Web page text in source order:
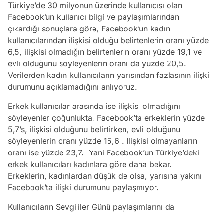
Türkiye’de 30 milyonun üzerinde kullanıcısı olan
Facebook’un kullanıcı bilgi ve paylaşımlarından
çıkardığı sonuçlara göre, Facebook’un kadın
kullanıcılarından ilişkisi olduğu belirtenlerin oranı yüzde
6,5, ilişkisi olmadığın belirtenlerin oranı yüzde 19,1 ve
evli olduğunu söyleyenlerin oranı da yüzde 20,5.
Verilerden kadın kullanıcıların yarısından fazlasının ilişki
durumunu açıklamadığını anlıyoruz.
Erkek kullanıcılar arasında ise ilişkisi olmadığını
söyleyenler çoğunlukta. Facebook’ta erkeklerin yüzde
5,7’s, ilişkisi olduğunu belirtirken, evli olduğunu
söyleyenlerin oranı yüzde 15,6 . İlişkisi olmayanların
oranı ise yüzde 23,7. Yani Facebook’un Türkiye’deki
erkek kullanıcıları kadınlara göre daha bekar.
Erkeklerin, kadınlardan düşük de olsa, yarısına yakını
Facebook’ta ilişki durumunu paylaşmıyor.
Kullanıcıların Sevgililer Günü paylaşımlarını da